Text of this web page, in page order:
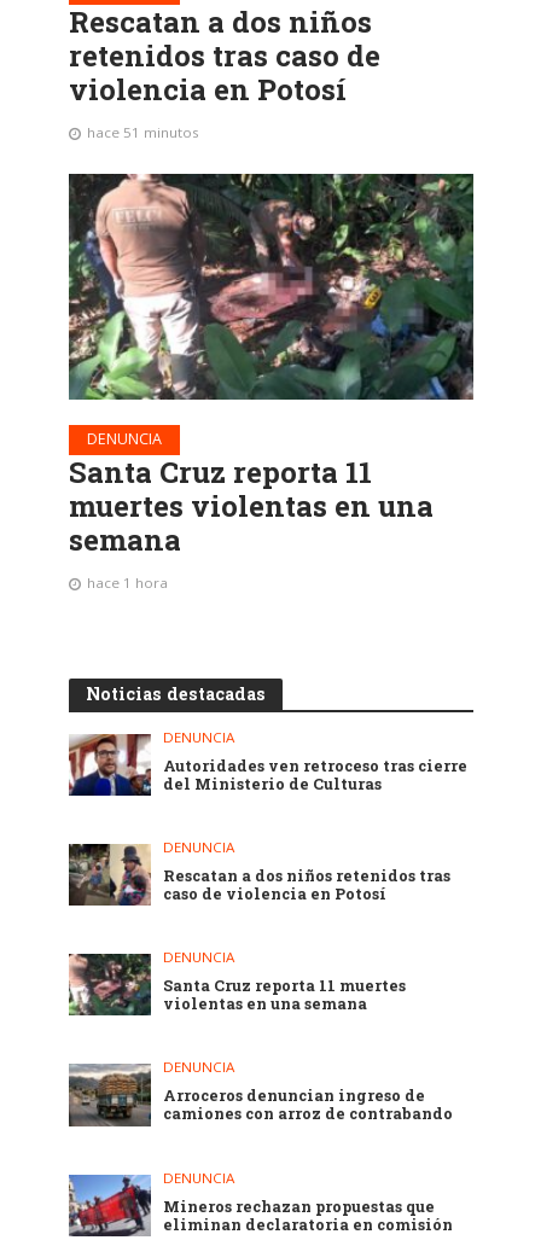
Rescatan a dos niños
retenidos tras caso de
violencia en Potosí
hace 51 minutos
DENUNCIA
Santa Cruz reporta 11
muertes violentas en una
semana
hace 1 hora
Noticias destacadas
DENUNCIA
Autoridades ven retroceso tras cierre
del Ministerio de Culturas
DENUNCIA
Rescatan a dos niños retenidos tras
caso de violencia en Potosí
DENUNCIA
Santa Cruz reporta 11 muertes
violentas en una semana
DENUNCIA
Arroceros denuncian ingreso de
camiones con arroz de contrabando
DENUNCIA
Mineros rechazan propuestas que
eliminan declaratoria en comisión